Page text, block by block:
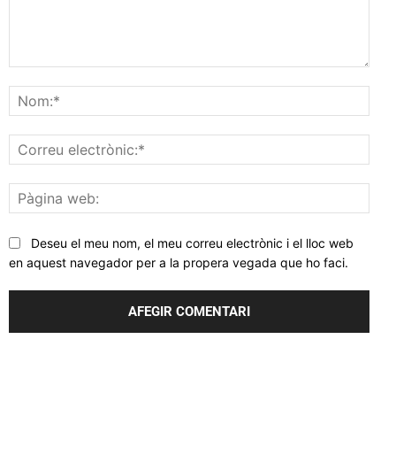
web:
Deseu el meu nom, el meu correu electrònic i el lloc web
en aquest navegador per a la propera vegada que ho faci.